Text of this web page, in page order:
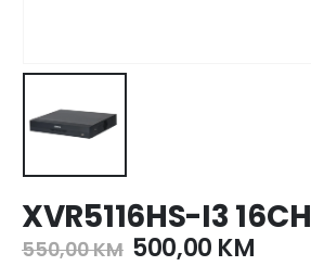
XVR5116HS-I3 16CH
550,00KM 500,00 KM